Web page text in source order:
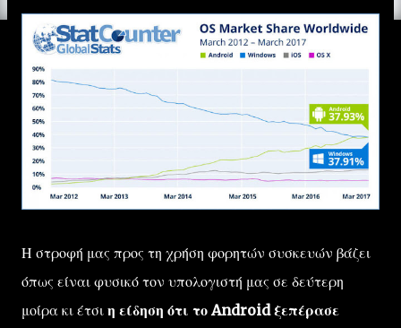
Η στροφή μας προς τη χρήση φορητών συσκευών βάζει
όπως είναι φυσικό τον υπολογιστή μας σε δεύτερη
μοίρα κι έτσι η είδηση ότι το Android ξεπέρασε